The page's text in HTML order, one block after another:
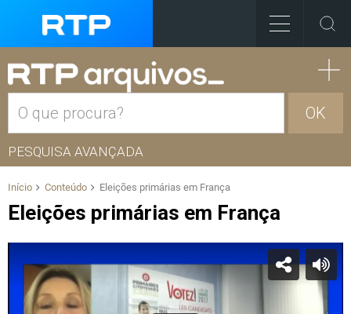
OK
PESQUISA AVANÇADA
Início Conteúdo Eleições primárias em França
Eleições primárias em França